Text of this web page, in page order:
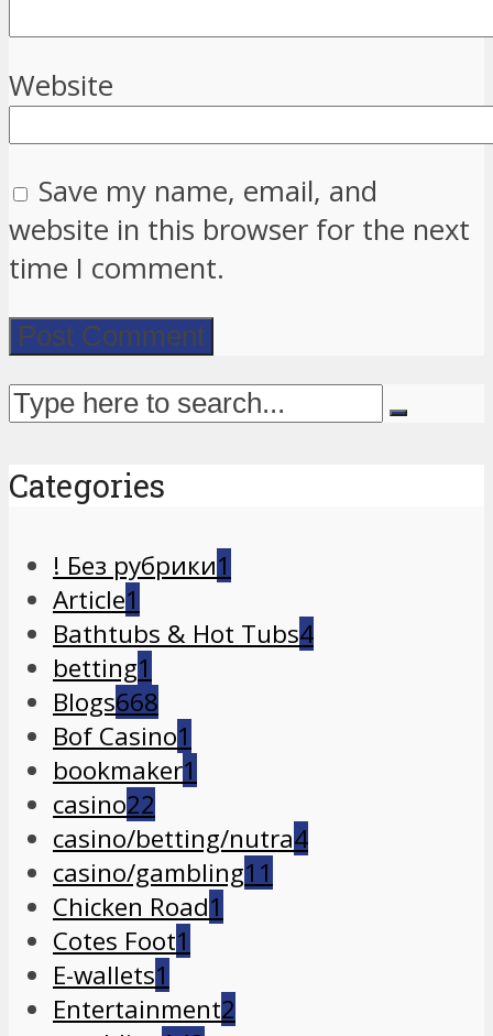
Website
Save my name, email, and
website in this browser for the next
time I comment.
Categories
! Без рубрики1
Article1
Bathtubs & Hot Tubs4
betting1
Blogs668
Bof Casino1
bookmaker1
casino22
casino/betting/nutra4
casino/gambling11
Chicken Road1
Cotes Foot1
E-wallets1
Entertainment2